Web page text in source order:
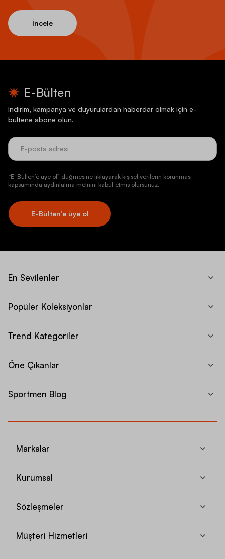
İncele
E-Bülten
İndirim, kampanya ve duyurulardan haberdar olmak için e-
bültene abone olun.
“E-Bülten’e üye ol” düğmesine tıklayarak kişisel verilerin korunması
kapsamında aydınlatma metnini kabul etmiş olursunuz.
E-Bülten’e üye ol
En Sevilenler
Popüler Koleksiyonlar
Trend Kategoriler
Öne Çıkanlar
Sportmen Blog
Markalar
Kurumsal
Sözleşmeler
Müşteri Hizmetleri